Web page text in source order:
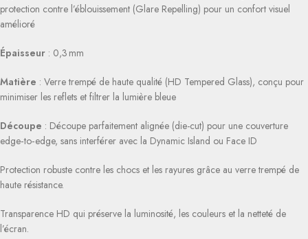
protection contre l’éblouissement (Glare Repelling) pour un confort visuel
amélioré
Épaisseur : 0,3 mm
Matière : Verre trempé de haute qualité (HD Tempered Glass), conçu pour
minimiser les reflets et filtrer la lumière bleue
Découpe : Découpe parfaitement alignée (die-cut) pour une couverture
edge‑to‑edge, sans interférer avec la Dynamic Island ou Face ID
Protection robuste contre les chocs et les rayures grâce au verre trempé de
haute résistance.
Transparence HD qui préserve la luminosité, les couleurs et la netteté de
l’écran.